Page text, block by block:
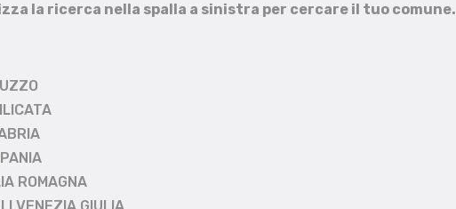
la ricerca nella spalla a sinistra per cercare il tuo comune.
ROMAGNA